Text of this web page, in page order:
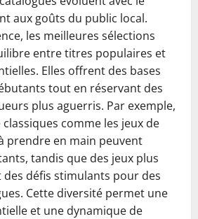
aux goûts du public local.
les meilleures sélections
entre titres populaires et
Elles offrent des bases
tout en réservant des
plus aguerris. Par exemple,
comme les jeux de
prendre en main peuvent
tandis que des jeux plus
défis stimulants pour des
Cette diversité permet une
et une dynamique de